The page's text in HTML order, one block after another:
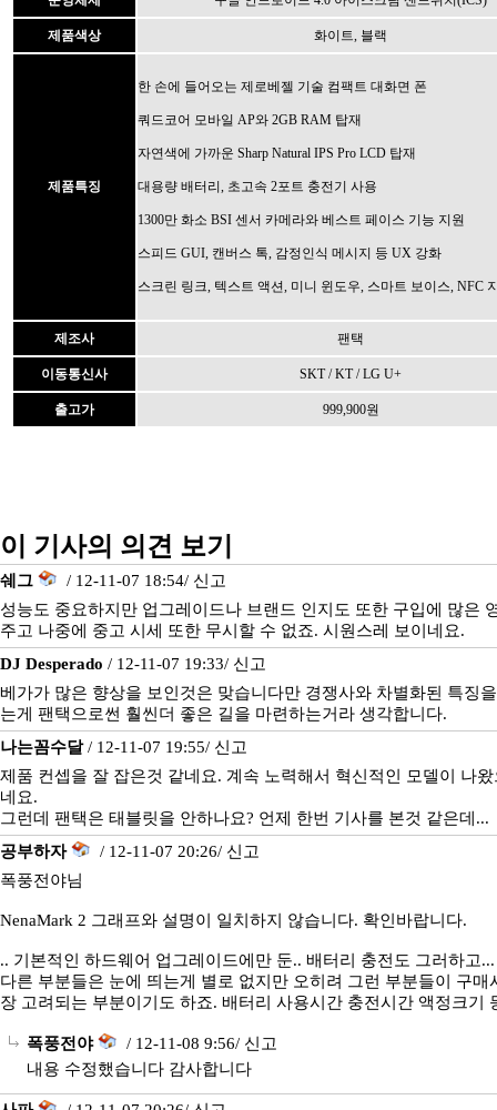
제품색상 화이트, 블랙
제품특징
한 손에 들어오는 제로베젤 기술 컴팩트 대화면 폰
쿼드코어 모바일 AP와 2GB RAM 탑재
자연색에 가까운 Sharp Natural IPS Pro LCD 탑재
대용량 배터리, 초고속 2포트 충전기 사용
1300만 화소 BSI 센서 카메라와 베스트 페이스 기능 지원
스피드 GUI, 캔버스 톡, 감정인식 메시지 등 UX 강화
스크린 링크, 텍스트 액션, 미니 윈도우, 스마트 보이스, NFC
제조사 팬택
이동통신사 SKT / KT / LG U+
출고가 999,900원
이 기사의 의견 보기
쉐그 / 12-11-07 18:54/ 신고
성능도 중요하지만 업그레이드나 브랜드 인지도 또한 구입에 많은
주고 나중에 중고 시세 또한 무시할 수 없죠. 시원스레 보이네요.
DJ Desperado / 12-11-07 19:33/ 신고
베가가 많은 향상을 보인것은 맞습니다만 경쟁사와 차별화된 특징
는게 팬택으로썬 훨씬더 좋은 길을 마련하는거라 생각합니다.
나는꼼수달/ 12-11-07 19:55/ 신고
제품 컨셉을 잘 잡은것 같네요. 계속 노력해서 혁신적인 모델이 나
네요.
그런데 팬택은 태블릿을 안하나요? 언제 한번 기사를 본것 같은데...
공부하자
/ 12-11-07 20:26/ 신고
폭풍전야님
NenaMark 2 그래프와 설명이 일치하지 않습니다. 확인바랍니다.
.. 기본적인 하드웨어 업그레이드에만 둔.. 배터리 충전도 그러하고...
다른 부분들은 눈에 띄는게 별로 없지만 오히려 그런 부분들이 구매
장 고려되는 부분이기도 하죠. 배터리 사용시간 충전시간 액정크기
폭풍전야 / 12-11-08 9:56/ 신고
내용 수정했습니다 감사합니다